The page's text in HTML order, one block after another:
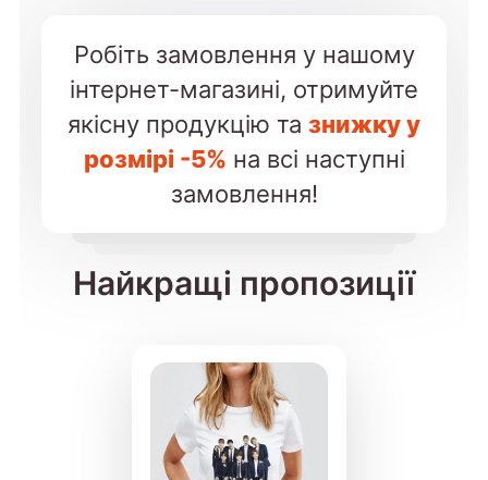
Робіть замовлення у нашому
інтернет-магазині, отримуйте
якісну продукцію та знижку у
розмірі -5% на всі наступні
замовлення!
Найкращі пропозиції